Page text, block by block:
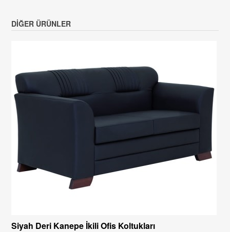
DIĞER ÜRÜNLER
Siyah Deri Kanepe İkili Ofis Koltukları